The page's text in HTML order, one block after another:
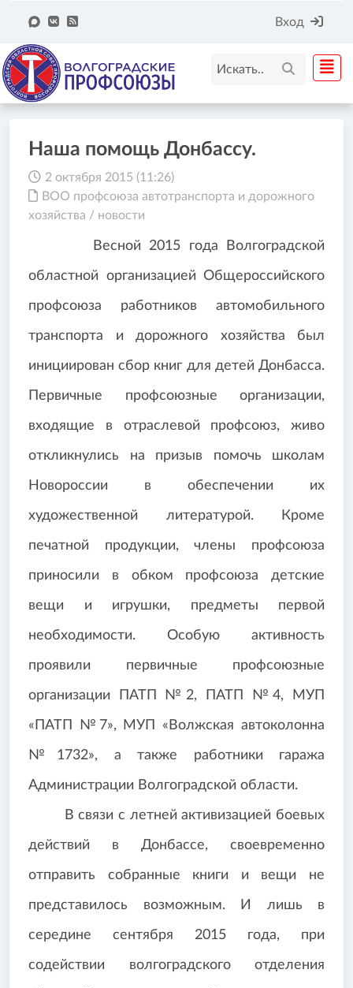
Вход
Наша помощь Донбассу.
2 октября 2015 (11:26)
ВОО профсоюза автотранспорта и дорожного
хозяйства / новости
Весной 2015 года Волгоградской
областной организацией Общероссийского
профсоюза работников автомобильного
транспорта и дорожного хозяйства был
инициирован сбор книг для детей Донбасса.
Первичные профсоюзные организации,
входящие в отраслевой профсоюз, живо
откликнулись на призыв помочь школам
Новороссии в обеспечении их
художественной литературой. Кроме
печатной продукции, члены профсоюза
приносили в обком профсоюза детские
вещи и игрушки, предметы первой
необходимости. Особую активность
проявили первичные профсоюзные
организации ПАТП №2, ПАТП №4, МУП
«ПАТП №7», МУП «Волжская автоколонна
№1732», а также работники гаража
Администрации Волгоградской области.
В связи с летней активизацией боевых
действий в Донбассе, своевременно
отправить собранные книги и вещи не
представилось возможным. И лишь в
середине сентября 2015 года, при
содействии волгоградского отделения